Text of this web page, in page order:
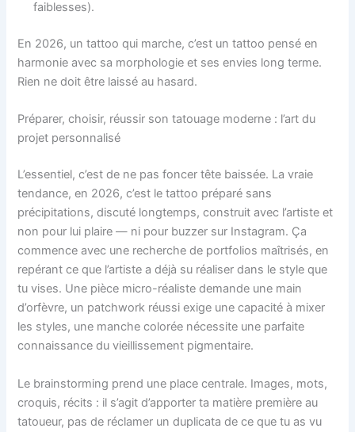
faiblesses).
En 2026, un tattoo qui marche, c’est un tattoo pensé en
harmonie avec sa morphologie et ses envies long terme.
Rien ne doit être laissé au hasard.
Préparer, choisir, réussir son tatouage moderne : l’art du
projet personnalisé
L’essentiel, c’est de ne pas foncer tête baissée. La vraie
tendance, en 2026, c’est le tattoo préparé sans
précipitations, discuté longtemps, construit avec l’artiste et
non pour lui plaire — ni pour buzzer sur Instagram. Ça
commence avec une recherche de portfolios maîtrisés, en
repérant ce que l’artiste a déjà su réaliser dans le style que
tu vises. Une pièce micro-réaliste demande une main
d’orfèvre, un patchwork réussi exige une capacité à mixer
les styles, une manche colorée nécessite une parfaite
connaissance du vieillissement pigmentaire.
Le brainstorming prend une place centrale. Images, mots,
croquis, récits : il s’agit d’apporter ta matière première au
tatoueur, pas de réclamer un duplicata de ce que tu as vu